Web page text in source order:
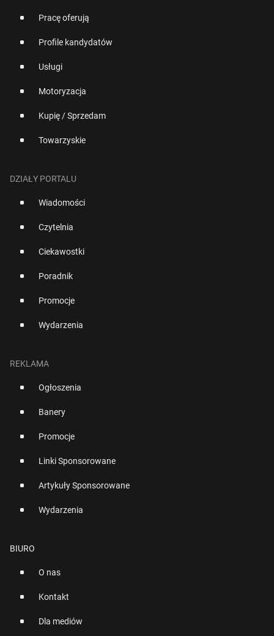
Pracę oferują
Profile kandydatów
Usługi
Motoryzacja
Kupię / Sprzedam
Towarzyskie
DZIAŁY PORTALU
Wiadomości
Czytelnia
Ciekawostki
Poradnik
Promocje
Wydarzenia
REKLAMA
Ogłoszenia
Banery
Promocje
Linki Sponsorowane
Artykuły Sponsorowane
Wydarzenia
BIURO
O nas
Kontakt
Dla mediów